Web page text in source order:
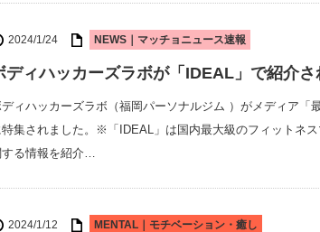
2024/1/24 NEWS｜マッチョニュース速報
ディハッカーズラボが「IDEAL」で紹介さ
ィハッカーズラボ（福岡パーソナルジム ）がメディア「
特集されました。※「IDEAL」は国内最大級のフィットネ
する情報を紹介…
2024/1/12 MENTAL｜モチベーション・癒し